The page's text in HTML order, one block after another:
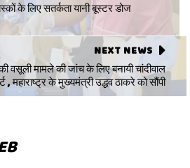
के लिए सतर्कता यानी बूस्टर डोज
NEXT NEWS
वसूली मामले की जांच के लिए बनायी चांदीवाल
, महाराष्ट्र के मुख्यमंत्री उद्धव ठाकरे को सौंपी